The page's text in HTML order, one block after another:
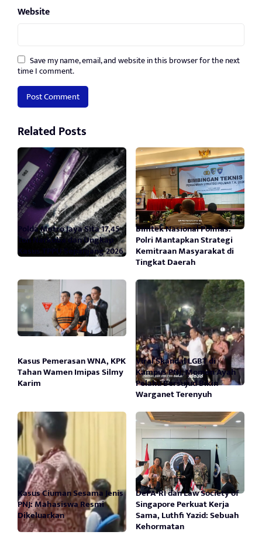
Website
Save my name, email, and website in this browser for the next
time I comment.
Related Posts
Polda Metro Jaya Sita 17,45
Ton Narkoba dan Ungkap
Kasus TPPU Sepanjang 2026
Bimtek Nasional Polmas:
Polri Mantapkan Strategi
Kemitraan Masyarakat di
Tingkat Daerah
Kasus Pemerasan WNA, KPK
Tahan Wamen Imipas Silmy
Karim
Viral Skandal LGBT di
Kampus PNJ, Momen Ayah
Pelaku Bersujud Bikin
Warganet Terenyuh
Kasus Ciuman Sesama Jenis
PNJ: Mahasiswa Resmi
Dikeluarkan
DePA-RI dan Law Society of
Singapore Perkuat Kerja
Sama, Luthfi Yazid: Sebuah
Kehormatan